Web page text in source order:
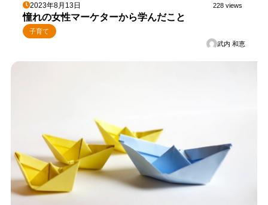
2023年8月13日 228 views
憧れの女性マーケターから学んだこと
子育て
武内 和恵